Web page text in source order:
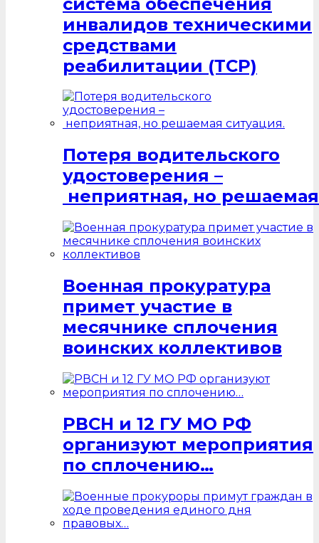
инвалидов техническими
средствами
реабилитации (ТСР)
Потеря водительского
удостоверения –
неприятная, но
Военная прокуратура
примет участие в
месячнике сплочения
воинских коллективов
РВСН и 12 ГУ МО РФ
организуют мероприятия
по сплочению…